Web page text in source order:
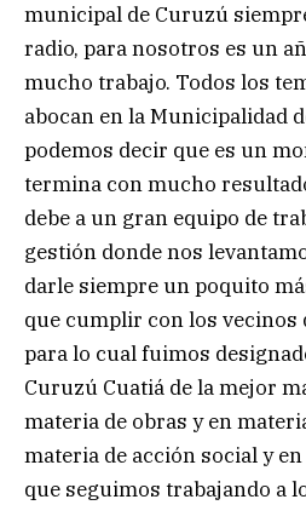
municipal de Curuzú
radio, para nosotros es un
mucho trabajo. Todos los
abocan en la Municipalidad
podemos decir que es un
termina con mucho
debe a un gran equipo de
gestión donde nos
darle siempre un poquito
que cumplir con los vecinos
para lo cual fuimos
Curuzú Cuatiá de la mejor
materia de obras y en
materia de acción social y
que seguimos trabajando a